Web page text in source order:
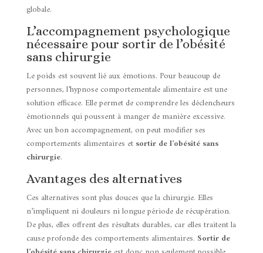
globale.
L’accompagnement psychologique
nécessaire pour sortir de l’obésité
sans chirurgie
Le poids est souvent lié aux émotions. Pour beaucoup de
personnes, l’hypnose comportementale alimentaire est une
solution efficace. Elle permet de comprendre les déclencheurs
émotionnels qui poussent à manger de manière excessive.
Avec un bon accompagnement, on peut modifier ses
comportements alimentaires et sortir de l’obésité sans
chirurgie.
Avantages des alternatives
Ces alternatives sont plus douces que la chirurgie. Elles
n’impliquent ni douleurs ni longue période de récupération.
De plus, elles offrent des résultats durables, car elles traitent la
cause profonde des comportements alimentaires. Sortir de